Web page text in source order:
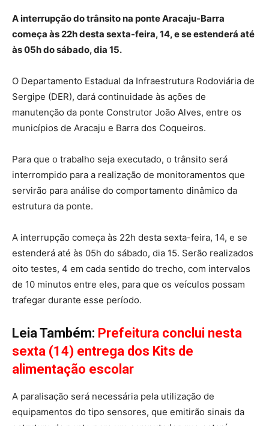
A interrupção do trânsito na ponte Aracaju-Barra
começa às 22h desta sexta-feira, 14, e se estenderá até
às 05h do sábado, dia 15.
O Departamento Estadual da Infraestrutura Rodoviária de
Sergipe (DER), dará continuidade às ações de
manutenção da ponte Construtor João Alves, entre os
municípios de Aracaju e Barra dos Coqueiros.
Para que o trabalho seja executado, o trânsito será
interrompido para a realização de monitoramentos que
servirão para análise do comportamento dinâmico da
estrutura da ponte.
A interrupção começa às 22h desta sexta-feira, 14, e se
estenderá até às 05h do sábado, dia 15. Serão realizados
oito testes, 4 em cada sentido do trecho, com intervalos
de 10 minutos entre eles, para que os veículos possam
trafegar durante esse período.
Leia Também: Prefeitura conclui nesta
sexta (14) entrega dos Kits de
alimentação escolar
A paralisação será necessária pela utilização de
equipamentos do tipo sensores, que emitirão sinais da